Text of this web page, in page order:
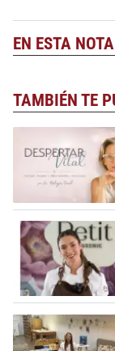
EN ESTA NOTA
TAMBIÉN TE